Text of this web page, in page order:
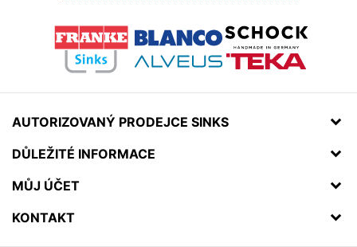
AUTORIZOVANÝ PRODEJCE SINKS
DŮLEŽITÉ INFORMACE
MŮJ ÚČET
KONTAKT